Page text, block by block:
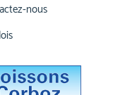
nous